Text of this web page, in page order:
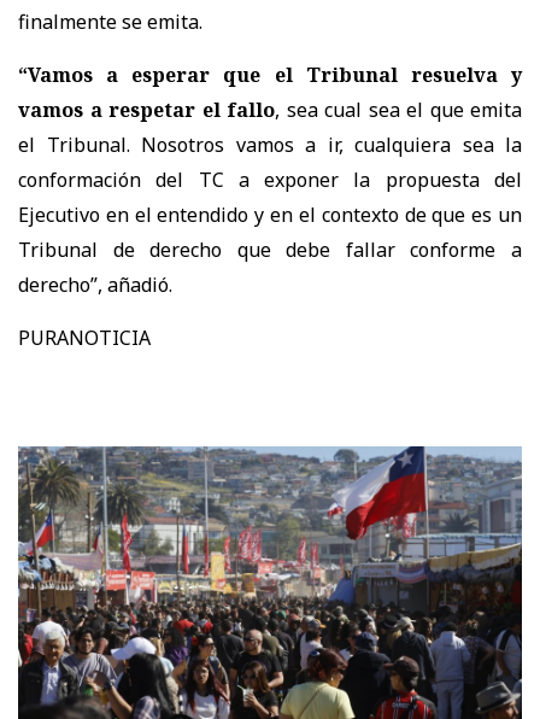
finalmente se emita.
“Vamos a esperar que el Tribunal resuelva y
vamos a respetar el fallo, sea cual sea el que emita
el Tribunal. Nosotros vamos a ir, cualquiera sea la
conformación del TC a exponer la propuesta del
Ejecutivo en el entendido y en el contexto de que es un
Tribunal de derecho que debe fallar conforme a
derecho”, añadió.
PURANOTICIA